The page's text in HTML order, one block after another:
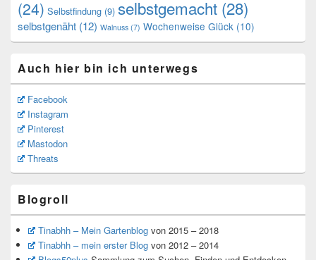
(24) Selbstfindung (9) selbstgemacht (28)
selbstgenäht (12) Walnuss (7) Wochenweise Glück (10)
Auch hier bin ich unterwegs
Facebook
Instagram
Pinterest
Mastodon
Threats
Blogroll
Tinabhh – Mein Gartenblogvon 2015 – 2018
Tinabhh – mein erster Blogvon 2012 – 2014